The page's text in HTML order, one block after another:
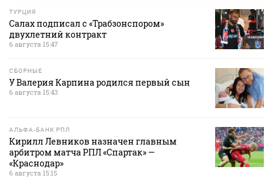
ТУРЦИЯ
Салах подписал с «Трабзонспором»
двухлетний контракт
6 августа 15:47
СБОРНЫЕ
У Валерия Карпина родился первый сын
6 августа 15:43
АЛЬФА-БАНК РПЛ
Кирилл Левников назначен главным
арбитром матча РПЛ «Спартак» —
«Краснодар»
6 августа 15:15